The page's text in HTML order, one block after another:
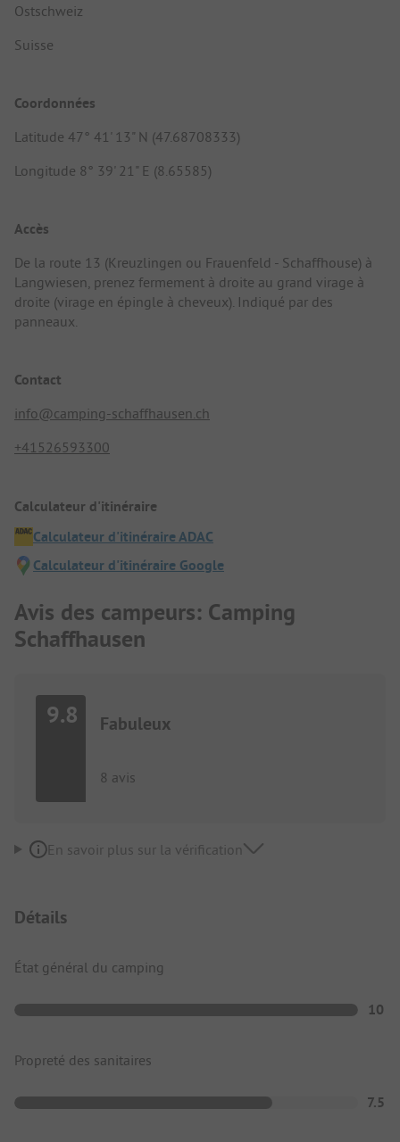
Ostschweiz
Suisse
Coordonnées
Latitude 47° 41' 13" N (47.68708333)
Longitude 8° 39' 21" E (8.65585)
Accès
De la route 13 (Kreuzlingen ou Frauenfeld - Schaffhouse) à
Langwiesen, prenez fermement à droite au grand virage à
droite (virage en épingle à cheveux). Indiqué par des
panneaux.
Contact
info@camping-schaffhausen.ch
+41526593300
Calculateur d'itinéraire
Calculateur d'itinéraire ADAC
Calculateur d'itinéraire Google
Avis des campeurs: Camping
Schaffhausen
9.8 Fabuleux
8 avis
En savoir plus sur la vérification
Détails
État général du camping
10
Propreté des sanitaires
7.5